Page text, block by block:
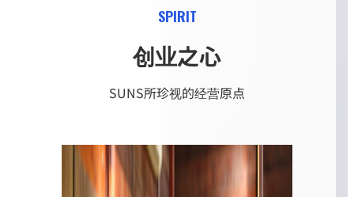
SPIRIT
创业之心
SUNS所珍视的经营原点